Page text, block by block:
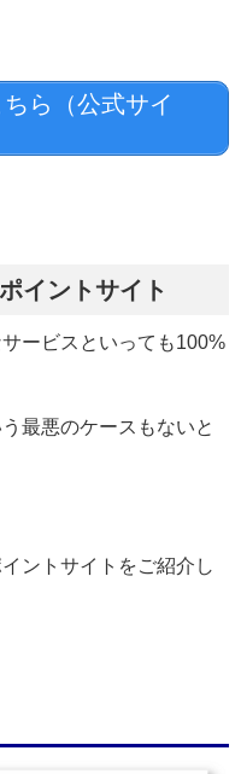
ら（公式サイ
イントサイト
ービスといっても100%
最悪のケースもないと
ントサイトをご紹介し